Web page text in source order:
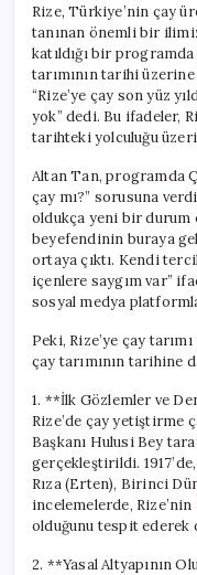
Rize, Türkiye’nin çay
tanınan önemli bir
katıldığı bir programda
tarımının tarihi
“Rize’ye çay son yüz
yok” dedi. Bu ifadeler,
tarihteki yolculuğu
Altan Tan, programda
çay mı?” sorusuna
oldukça yeni bir durum
beyefendinin buraya
ortaya çıktı. Kendi
içenlere saygım var”
sosyal medya
Peki, Rize’ye çay
çay tarımının tarihine
1. **İlk Gözlemler ve
Rize’de çay yetiştirme
Başkanı Hulusi Bey
gerçekleştirildi.
Rıza (Erten), Birinci
incelemelerde, Rize’nin
olduğunu tespit
2. **Yasal Altyapının